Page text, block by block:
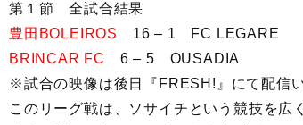
第１節 全試合結果
豊田BOLEIROS
16 – 1 FC LEGARE
BRINCAR FC
6 – 5 OUSADIA
※試合の映像は後日『FRESH!』にて配信い
このリーグ戦は、ソサイチという競技を